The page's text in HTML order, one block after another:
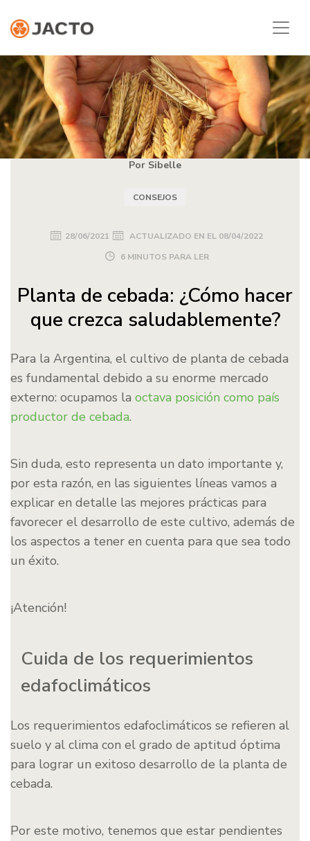
Por Sibelle
CONSEJOS
28/06/2021 ACTUALIZADO EN EL 08/04/2022
6 MINUTOS PARA LER
Planta de cebada: ¿Cómo hacer
que crezca saludablemente?
Para la Argentina, el cultivo de planta de cebada
es fundamental debido a su enorme mercado
externo: ocupamos la octava posición como país
productor de cebada.
Sin duda, esto representa un dato importante y,
por esta razón, en las siguientes líneas vamos a
explicar en detalle las mejores prácticas para
favorecer el desarrollo de este cultivo, además de
los aspectos a tener en cuenta para que sea todo
un éxito.
¡Atención!
Cuida de los requerimientos
edafoclimáticos
Los requerimientos edafoclimáticos se refieren al
suelo y al clima con el grado de aptitud óptima
para lograr un exitoso desarrollo de la planta de
cebada.
Por este motivo, tenemos que estar pendientes